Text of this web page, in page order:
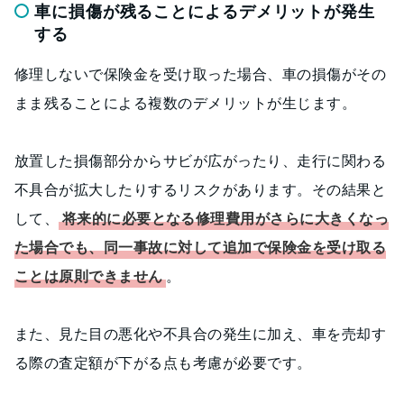
車に損傷が残ることによるデメリットが発生
する
修理しないで保険金を受け取った場合、車の損傷がその
まま残ることによる複数のデメリットが生じます。
放置した損傷部分からサビが広がったり、走行に関わる
不具合が拡大したりするリスクがあります。その結果と
して、将来的に必要となる修理費用がさらに大きくなっ
た場合でも、同一事故に対して追加で保険金を受け取る
ことは原則できません 。
また、見た目の悪化や不具合の発生に加え、車を売却す
る際の査定額が下がる点も考慮が必要です。